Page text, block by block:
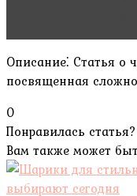
Описание⁚ Статья о
посвященная
0
Понравилась
Вам также может